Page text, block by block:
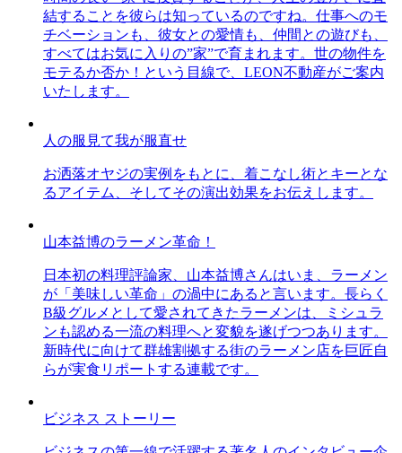
結することを彼らは知っているのですね。仕事へのモ
チベーションも、彼女との愛情も、仲間との遊びも、
すべてはお気に入りの”家”で育まれます。世の物件を
モテるか否か！という目線で、LEON不動産がご案内
いたします。
人の服見て我が服直せ
お洒落オヤジの実例をもとに、着こなし術とキーとな
るアイテム、そしてその演出効果をお伝えします。
山本益博のラーメン革命！
日本初の料理評論家、山本益博さんはいま、ラーメン
が「美味しい革命」の渦中にあると言います。長らく
B級グルメとして愛されてきたラーメンは、ミシュラ
ンも認める一流の料理へと変貌を遂げつつあります。
新時代に向けて群雄割拠する街のラーメン店を巨匠自
らが実食リポートする連載です。
ビジネス ストーリー